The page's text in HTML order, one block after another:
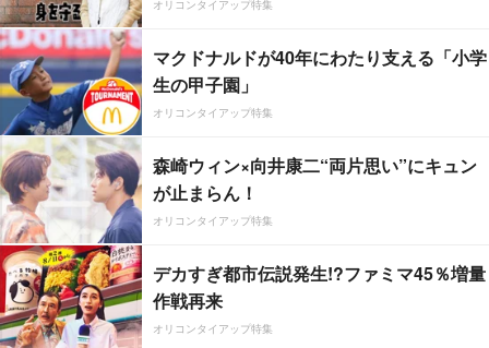
オリコンタイアップ特集
マクドナルドが40年にわたり支える「小学
生の甲子園」
オリコンタイアップ特集
森崎ウィン×向井康二“両片思い”にキュン
が止まらん！
オリコンタイアップ特集
デカすぎ都市伝説発生!?ファミマ45％増量
作戦再来
オリコンタイアップ特集